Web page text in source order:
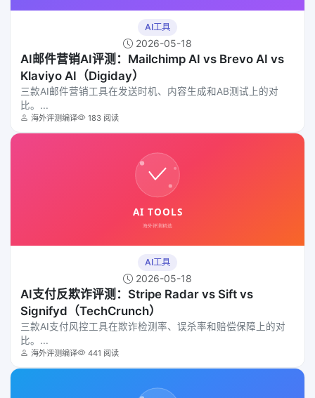
AI工具
2026-05-18
AI邮件营销AI评测：Mailchimp AI vs Brevo AI vs
Klaviyo AI（Digiday）
三款AI邮件营销工具在发送时机、内容生成和AB测试上的对
比。...
海外评测编译 183 阅读
AI工具
2026-05-18
AI支付反欺诈评测：Stripe Radar vs Sift vs
Signifyd（TechCrunch）
三款AI支付风控工具在欺诈检测率、误杀率和赔偿保障上的对
比。...
海外评测编译 441 阅读